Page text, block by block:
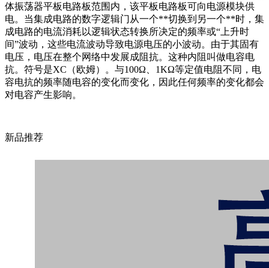
体振荡器平板电路板范围内，该平板电路板可向电源模块供
电。当集成电路的数字逻辑门从一个**切换到另一个**时，集
成电路的电流消耗以逻辑状态转换所决定的频率或“上升时
间”波动，这些电流波动导致电源电压的小波动。由于其固有
电压，电压在整个网络中发展成阻抗。这种内阻叫做电容电
抗。符号是XC（欧姆）。与100Ω、1KΩ等定值电阻不同，电
容电抗的频率随电容的变化而变化，因此任何频率的变化都会
对电容产生影响。
新品推荐